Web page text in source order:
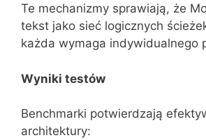
Te mechanizmy sprawiają, że
tekst jako sieć logicznych
każda wymaga indywidualnego
Wyniki testów
Benchmarki potwierdzają
architektury: